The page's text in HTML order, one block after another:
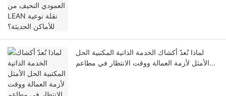
لماذا تُعدّ أكشاك الخدمة الذاتية المكتبية الحل
الأمثل لأزمة العمالة ووقت الانتظار في مطاعم